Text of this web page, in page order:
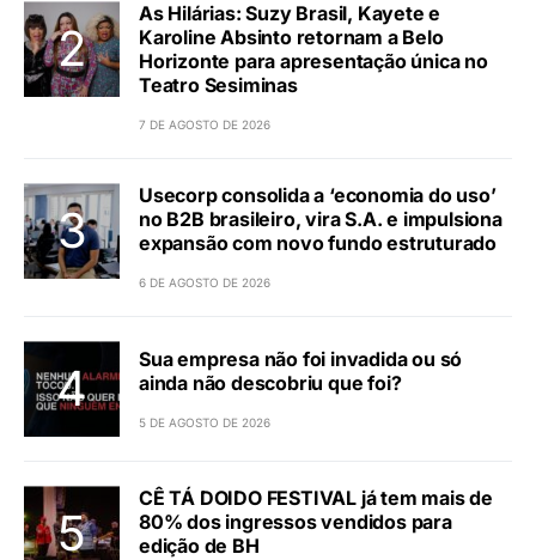
As Hilárias: Suzy Brasil, Kayete e
Karoline Absinto retornam a Belo
Horizonte para apresentação única no
Teatro Sesiminas
7 DE AGOSTO DE 2026
Usecorp consolida a ‘economia do uso’
no B2B brasileiro, vira S.A. e impulsiona
expansão com novo fundo estruturado
6 DE AGOSTO DE 2026
Sua empresa não foi invadida ou só
ainda não descobriu que foi?
5 DE AGOSTO DE 2026
CÊ TÁ DOIDO FESTIVAL já tem mais de
80% dos ingressos vendidos para
edição de BH